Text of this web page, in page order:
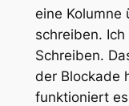
eine Kolumne
schreiben.
Schreiben.
der Blockade
funktioniert